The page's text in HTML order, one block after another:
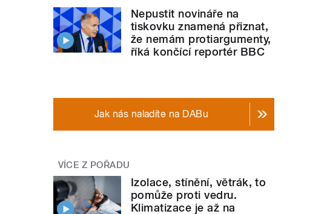
Nepustit novináře na
tiskovku znamená přiznat,
že nemám protiargumenty,
říká končící reportér BBC
Jak nás naladíte na DABu
VÍCE Z POŘADU
Izolace, stínění, větrák, to
pomůže proti vedru.
Klimatizace je až na